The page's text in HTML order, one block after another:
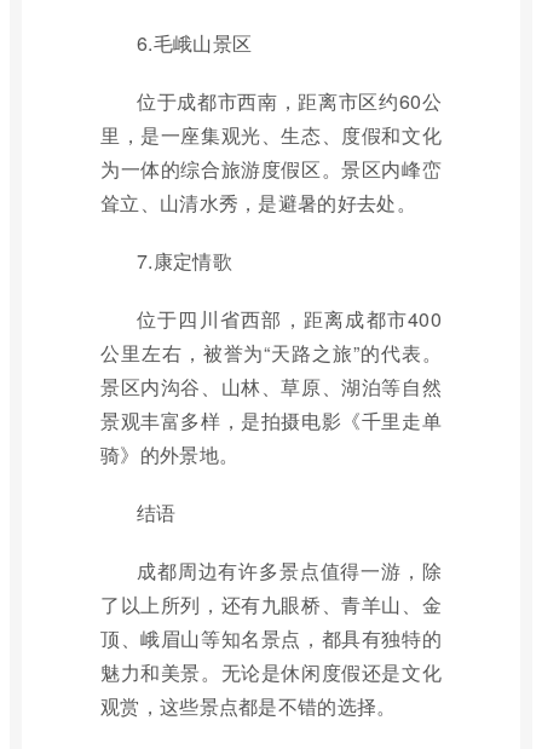
6.毛峨山景区
位于成都市西南，距离市区约60公
里，是一座集观光、生态、度假和文化
为一体的综合旅游度假区。景区内峰峦
耸立、山清水秀，是避暑的好去处。
7.康定情歌
位于四川省西部，距离成都市400
公里左右，被誉为“天路之旅”的代表。
景区内沟谷、山林、草原、湖泊等自然
景观丰富多样，是拍摄电影《千里走单
骑》的外景地。
结语
成都周边有许多景点值得一游，除
了以上所列，还有九眼桥、青羊山、金
顶、峨眉山等知名景点，都具有独特的
魅力和美景。无论是休闲度假还是文化
观赏，这些景点都是不错的选择。